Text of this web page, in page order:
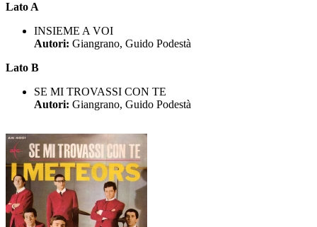
Lato A
INSIEME A VOI
Autori: Giangrano, Guido Podestà
Lato B
SE MI TROVASSI CON TE
Autori: Giangrano, Guido Podestà